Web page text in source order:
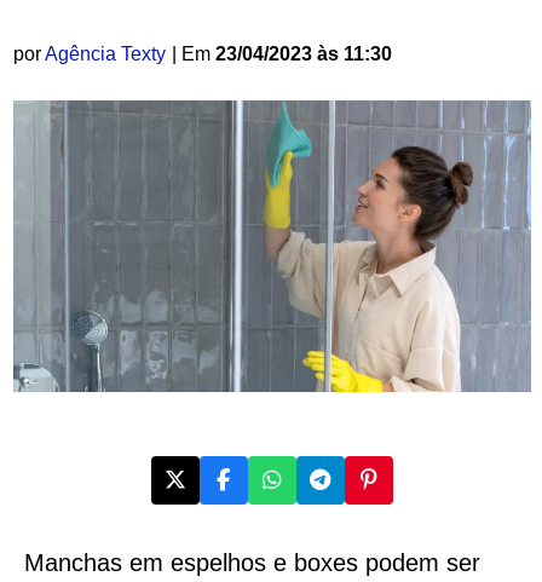
porAgência Texty | Em 23/04/2023 às 11:30
Manchas em espelhos e boxes podem ser